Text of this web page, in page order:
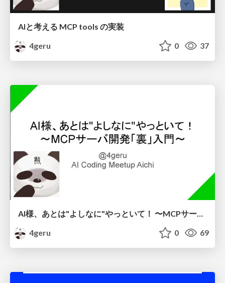
AIと考える MCP tools の実装
4geru
0 37
AI様、あとは"よしなに"やっといて！ 〜MCPサーバ開発「裏」入門〜
4geru
0 69